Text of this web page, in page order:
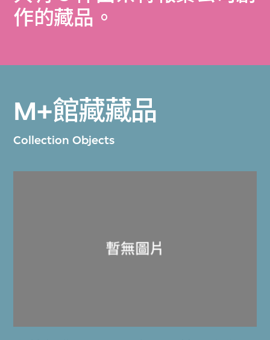
作的藏品。
M+館藏藏品
Collection Objects